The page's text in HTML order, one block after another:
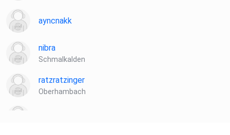
ayncnakk
nibra
Schmalkalden
ratzratzinger
Oberhambach